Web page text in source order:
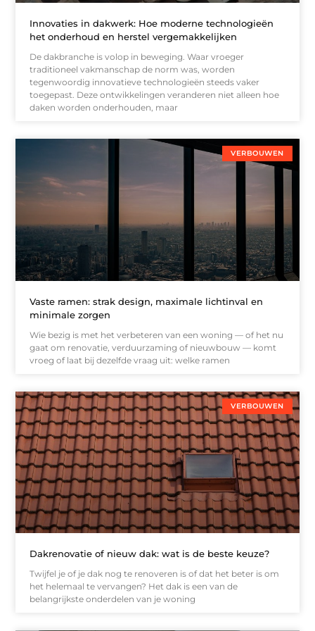
Innovaties in dakwerk: Hoe moderne technologieën
het onderhoud en herstel vergemakkelijken
De dakbranche is volop in beweging. Waar vroeger
traditioneel vakmanschap de norm was, worden
tegenwoordig innovatieve technologieën steeds vaker
toegepast. Deze ontwikkelingen veranderen niet alleen hoe
daken worden onderhouden, maar
VERBOUWEN
Vaste ramen: strak design, maximale lichtinval en
minimale zorgen
Wie bezig is met het verbeteren van een woning — of het nu
gaat om renovatie, verduurzaming of nieuwbouw — komt
vroeg of laat bij dezelfde vraag uit: welke ramen
VERBOUWEN
Dakrenovatie of nieuw dak: wat is de beste keuze?
Twijfel je of je dak nog te renoveren is of dat het beter is om
het helemaal te vervangen? Het dak is een van de
belangrijkste onderdelen van je woning